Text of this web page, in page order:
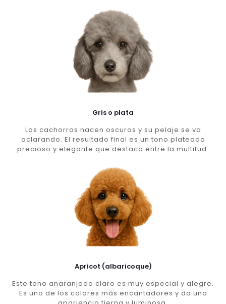
Gris o plata
Los cachorros nacen oscuros y su pelaje se va
aclarando. El resultado final es un tono plateado
precioso y elegante que destaca entre la multitud.
Apricot (albaricoque)
Este tono anaranjado claro es muy especial y alegre.
Es uno de los colores más encantadores y da una